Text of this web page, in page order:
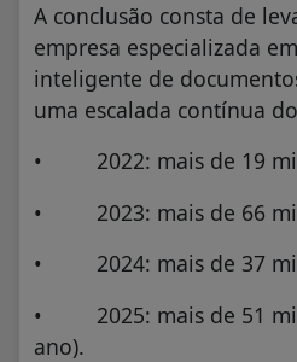
A conclusão consta de
empresa especializada
inteligente de
uma escalada contínua
• 2022: mais de 19
• 2023: mais de 66
• 2024: mais de 37
• 2025: mais de 51 mil
ano).